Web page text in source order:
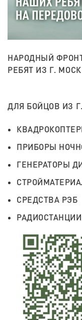
НАРОДНЫЙ
РЕБЯТ ИЗ Г.
ДЛЯ БОЙЦОВ ИЗ
ПРИБОРЫ
ГЕНЕРАТОРЫ
СРЕДСТВА РЭБ
РАДИОСТАНЦИИ